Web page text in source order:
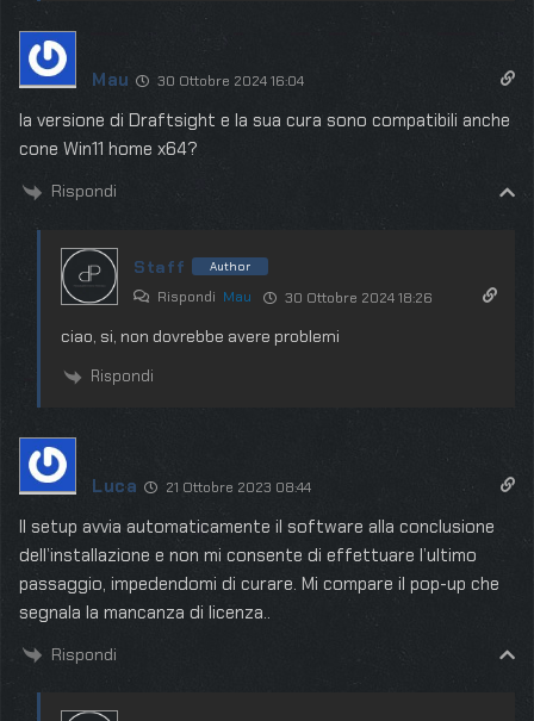
Mau 30 Ottobre 2024 16:04
la versione di Draftsight e la sua cura sono compatibili anche
cone Win11 home x64?
Rispondi
Staff Author
Rispondi Mau 30 Ottobre 2024 18:26
ciao, si, non dovrebbe avere problemi
Rispondi
Luca 21 Ottobre 2023 08:44
Il setup avvia automaticamente il software alla conclusione
dell’installazione e non mi consente di effettuare l’ultimo
passaggio, impedendomi di curare. Mi compare il pop-up che
segnala la mancanza di licenza..
Rispondi